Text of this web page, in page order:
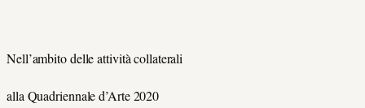
Nell’ambito delle attività collaterali
alla Quadriennale d’Arte 2020